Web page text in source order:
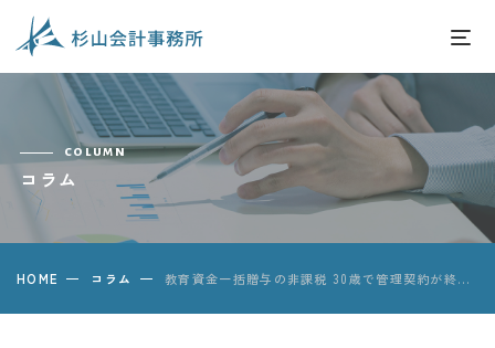
column
コラム
HOME コラム 教育資金一括贈与の非課税 30歳で管理契約が終了した場合